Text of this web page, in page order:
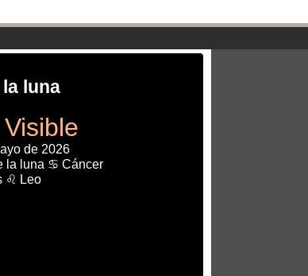
luna
de 2026
la luna ♋ Cáncer
♌ Leo